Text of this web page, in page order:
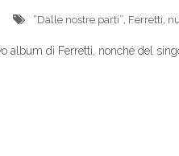
“Dalle nostre parti”, Ferretti,
album di Ferretti, nonché del